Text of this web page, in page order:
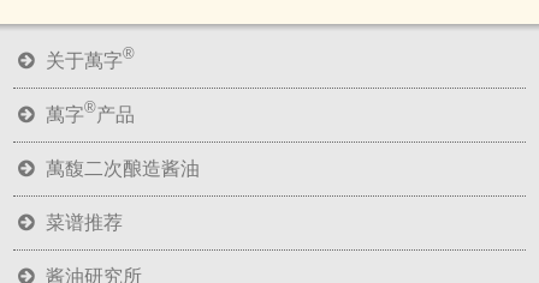
关于萬字®
萬字®产品
萬馥二次酿造酱油
菜谱推荐
酱油研究所